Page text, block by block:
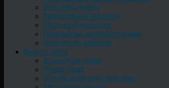
Доставка песка
Квартирный переезд
Офисный переезд
Перевозка электротехники
Перевозка мебели
Вывоз лома
Демонтаж лома
Резка лома
Утилизация металлолома